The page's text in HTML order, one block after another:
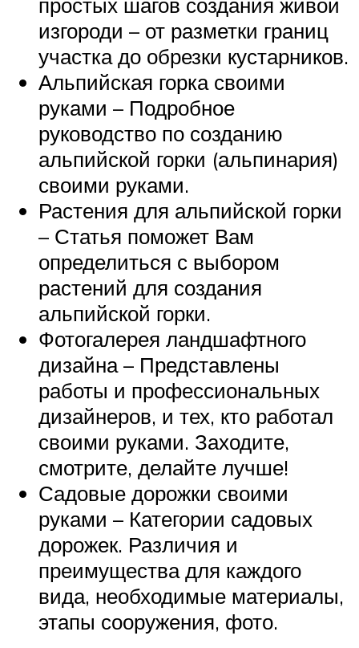
изгороди – от разметки границ
участка до обрезки кустарников.
Альпийская горка своими
руками – Подробное
руководство по созданию
альпийской горки (альпинария)
своими руками.
Растения для альпийской горки
– Статья поможет Вам
определиться с выбором
растений для создания
альпийской горки.
Фотогалерея ландшафтного
дизайна – Представлены
работы и профессиональных
дизайнеров, и тех, кто работал
своими руками. Заходите,
смотрите, делайте лучше!
Садовые дорожки своими
руками – Категории садовых
дорожек. Различия и
преимущества для каждого
вида, необходимые материалы,
этапы сооружения, фото.